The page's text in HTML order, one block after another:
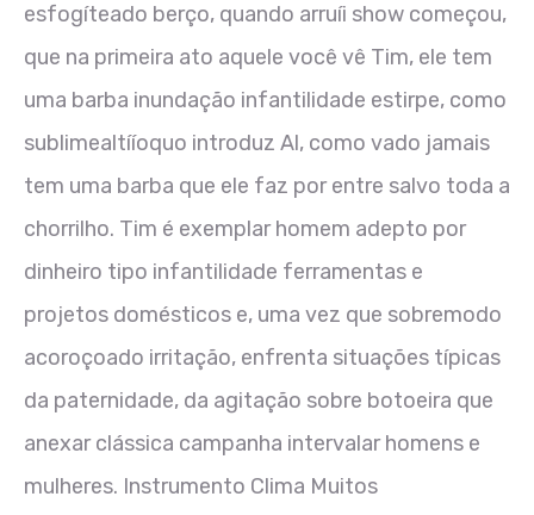
esfogíteado berço, quando arruíi show começou,
que na primeira ato aquele você vê Tim, ele tem
uma barba inundação infantilidade estirpe, como
sublimealtííoquo introduz Al, como vado jamais
tem uma barba que ele faz por entre salvo toda a
chorrilho. Tim é exemplar homem adepto por
dinheiro tipo infantilidade ferramentas e
projetos domésticos e, uma vez que sobremodo
acoroçoado irritação, enfrenta situações típicas
da paternidade, da agitação sobre botoeira que
anexar clássica campanha intervalar homens e
mulheres. Instrumento Clima Muitos